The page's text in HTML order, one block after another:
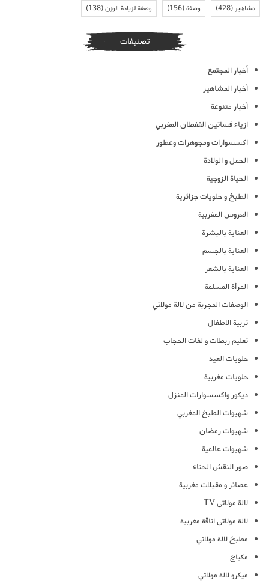
مشاهير(428) وصفة(156) وصفة لزيادة الوزن(138)
تصنيفات
أخبار المجتمع
أخبار المشاهير
أخبار متنوعة
ازياء فساتين القفطان المغربي
اكسسوارات ومجوهرات وعطور
الحمل و الولادة
الحياة الزوجية
الطبخ و حلويات جزائرية
العروس المغربية
العناية بالبشرة
العناية بالجسم
العناية بالشعر
المرأة المسلمة
الوصفات المجربة من لالة مولاتي
تربية الاطفال
تعليم ربطات و لفات الحجاب
حلويات العيد
حلويات مغربية
ديكور واكسسوارات المنزل
شهيوات الطبخ المغربي
شهيوات رمضان
شهيوات عالمية
صور النقش الحناء
عصائر و مقبلات مغربية
لالة مولاتي TV
لالة مولاتي اناقة مغربية
مطبخ لالة مولاتي
مكياج
ميكرو لالة مولاتي